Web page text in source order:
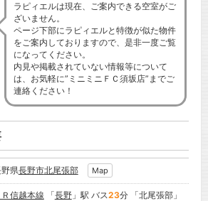
ラピィエルは現在、ご案内できる空室がご
ざいません。
ページ下部にラピィエルと特徴が似た物件
をご案内しておりますので、是非一度ご覧
になってください。
内見や掲載されていない情報等について
は、お気軽に”ミニミニＦＣ須坂店”までご
連絡ください！
県長野市北尾張部 Map
Ｒ信越本線 「長野」駅 バス23分 「北尾張部」